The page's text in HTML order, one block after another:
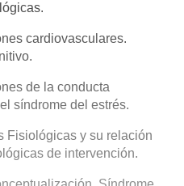
cardiovasculares.
de la conducta
síndrome del estrés.
Fisiológicas y su relación
de intervención.